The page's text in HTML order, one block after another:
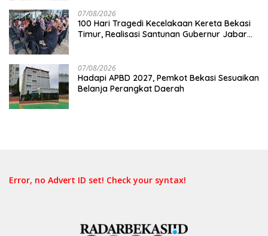
07/08/2026
100 Hari Tragedi Kecelakaan Kereta Bekasi
Timur, Realisasi Santunan Gubernur Jabar
07/08/2026
Hadapi APBD 2027, Pemkot Bekasi Sesuaikan
Belanja Perangkat Daerah
Error, no Advert ID set! Check your syntax!